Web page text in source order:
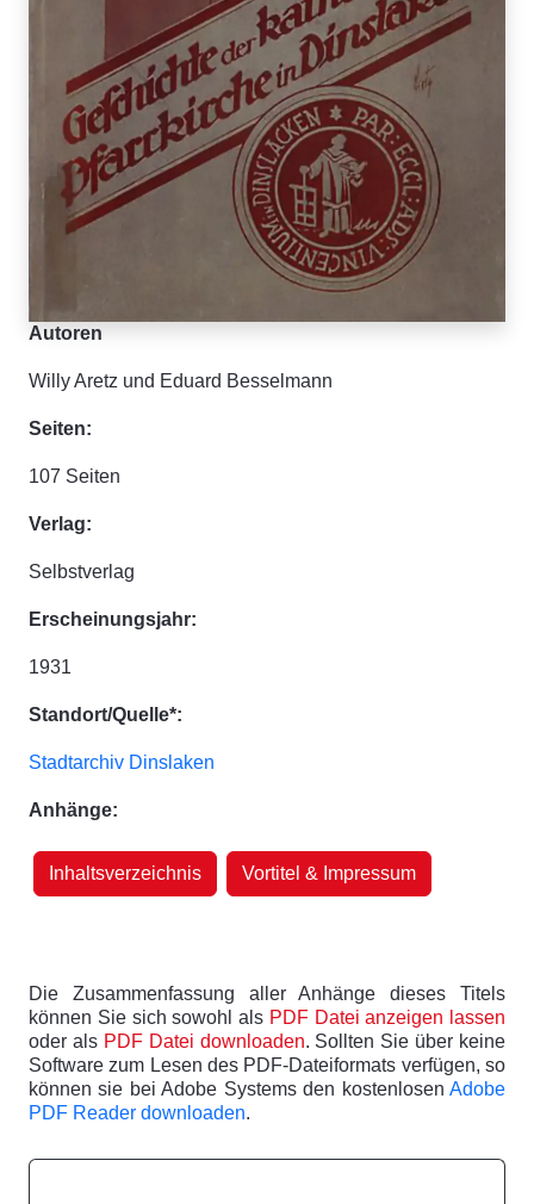
Autoren
Willy Aretz und Eduard Besselmann
Seiten:
107 Seiten
Verlag:
Selbstverlag
Erscheinungsjahr:
1931
Standort/Quelle*:
Stadtarchiv Dinslaken
Anhänge:
Inhaltsverzeichnis Vortitel & Impressum
Die Zusammenfassung aller Anhänge dieses Titels
können Sie sich sowohl als PDF Datei anzeigen lassen
oder als PDF Datei downloaden. Sollten Sie über keine
Software zum Lesen des PDF-Dateiformats verfügen, so
können sie bei Adobe Systems den kostenlosen Adobe
PDF Reader downloaden.